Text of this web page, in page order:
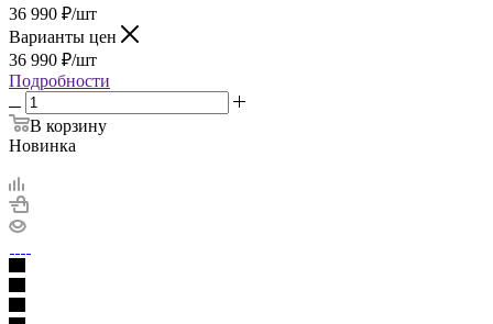
36 990 ₽/шт
Варианты цен
36 990 ₽/шт
Подробности
В корзину
Новинка